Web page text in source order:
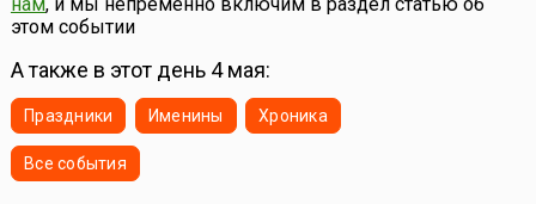
этом событии
А также в этот день 4 мая:
Праздники Именины Хроника
Все события